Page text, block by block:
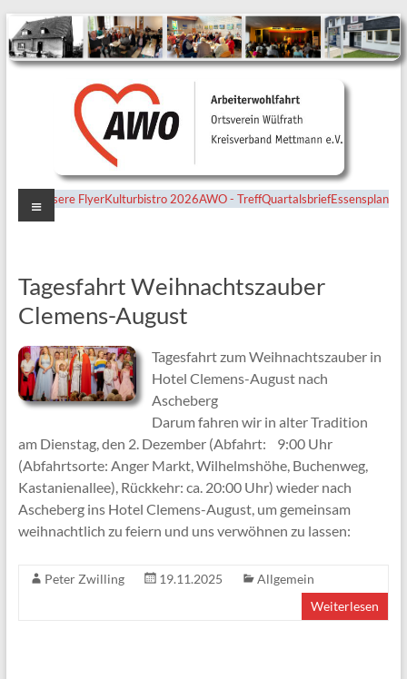
Ortsverein
Wülfrath
Unsere FlyerKulturbistro 2026AWO - TreffQuartalsbriefEssensplan
Menü
Tagesfahrt Weihnachtszauber
Clemens-August
Tagesfahrt zum Weihnachtszauber in
Hotel Clemens-August nach
Ascheberg
Darum fahren wir in alter Tradition
am Dienstag, den 2. Dezember (Abfahrt: 9:00 Uhr
(Abfahrtsorte: Anger Markt, Wilhelmshöhe, Buchenweg,
Kastanienallee), Rückkehr: ca. 20:00 Uhr) wieder nach
Ascheberg ins Hotel Clemens-August, um gemeinsam
weihnachtlich zu feiern und uns verwöhnen zu lassen:
Peter Zwilling 19.11.2025
Allgemein
Weiterlesen